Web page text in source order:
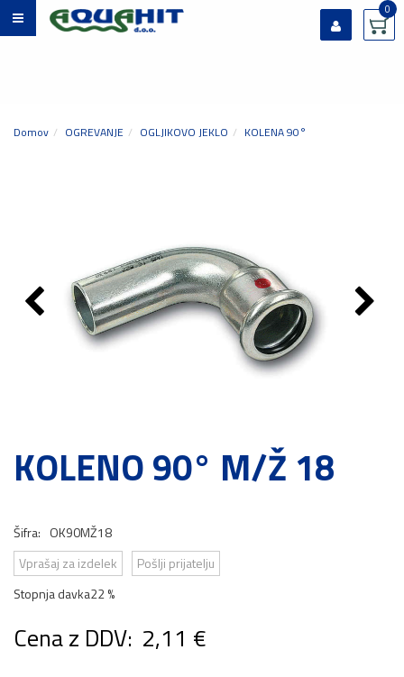
0
Domov OGREVANJE OGLJIKOVO JEKLO KOLENA 90°
KOLENO 90° M/Ž 18
Šifra: OK90MŽ18
Vprašaj za izdelek
Pošlji prijatelju
Stopnja davka22 %
Cena z DDV: 2,11 €